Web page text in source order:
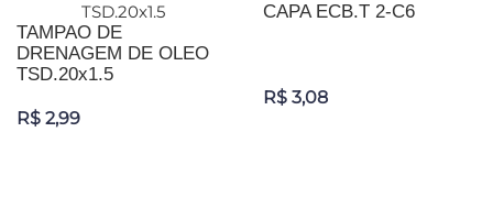
TAMPAO DE
DRENAGEM DE OLEO
TSD.20x1.5
R$ 2,99
CAPA ECB.T 2-C6
R$ 3,08